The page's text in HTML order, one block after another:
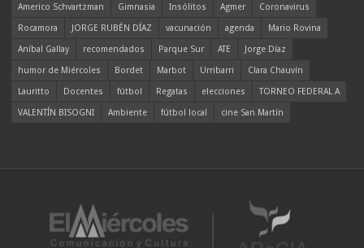
Americo Schvartzman Gimnasia Insólitos Agmer
Coronavirus
Rocamora
JORGE RUBÉN DÍAZ vacunación agenda
Mario Rovina
Aníbal Gallay
recomendados Parque Sur ATE
Jorge Díaz
humor de Miércoles
Bordet Marbot Urribarri
Clara Chauvín
Lauritto
Docentes fútbol Regatas elecciones
TORNEO FEDERAL A
VALENTÍN BISOGNI
Ambiente fútbol local cine San Martín